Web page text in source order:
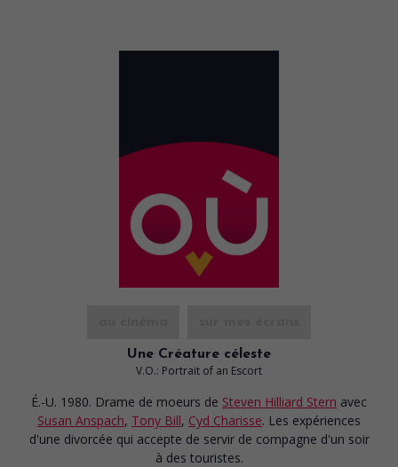
Une Créature céleste
V.O.: Portrait of an Escort
É.-U. 1980. Drame de moeurs de Steven Hilliard Stern avec
Susan Anspach, Tony Bill, Cyd Charisse. Les expériences
d'une divorcée qui accepte de servir de compagne d'un soir
à des touristes.